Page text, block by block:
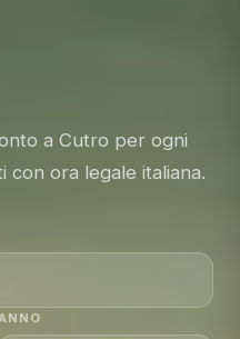
a Cutro per ogni
con ora legale italiana.
ANNO